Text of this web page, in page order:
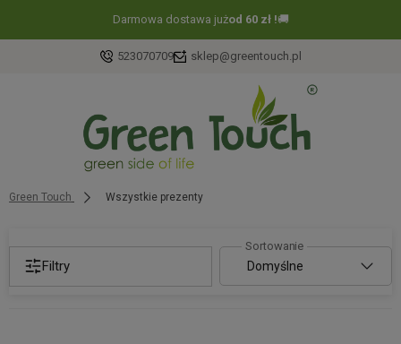
Darmowa dostawa jużod 60 zł !🚚
523070709 sklep@greentouch.pl
Green Touch Wszystkie prezenty
Filtry